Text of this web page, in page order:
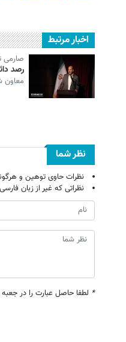
اخبار مرتبط
صارمی
رصد
معاون
نظر شما
نظرات حاوی توهین و
نظراتی که غیر از زبان
* لطفا حاصل عبارت را در جعبه